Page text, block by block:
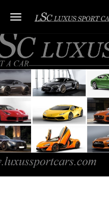
Toggle navigation